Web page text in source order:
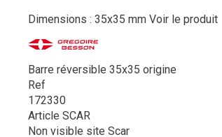
Dimensions : 35x35 mm Voir le produit
Barre réversible 35x35 origine
Ref
172330
Article SCAR
Non visible site Scar